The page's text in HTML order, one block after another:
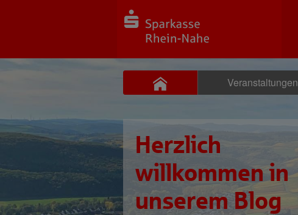
Veranstaltungen
Herzlich
willkommen in
unserem Blog